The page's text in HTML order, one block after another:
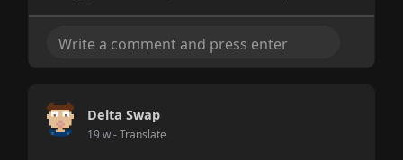
Delta Swap
19 w- Translate